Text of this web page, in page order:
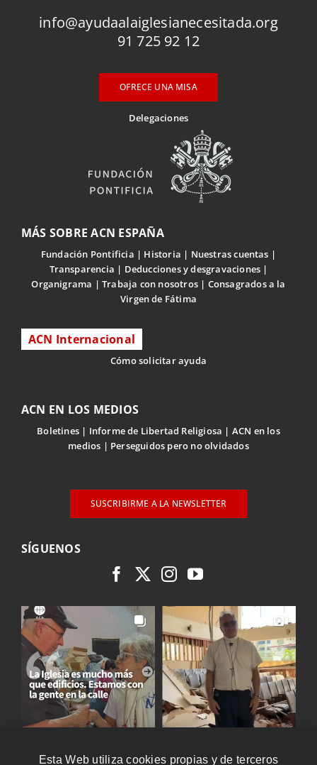
info@ayudaalaiglesianecesitada.org
91 725 92 12
OFRECE UNA MISA
Delegaciones
MÁS SOBRE ACN ESPAÑA
Fundación Pontificia Historia
Nuestras cuentas
Transparencia
Deducciones y desgravaciones
Organigrama
Trabaja con nosotros
Consagrados a la
Virgen de Fátima
ACN Internacional
Cómo solicitar ayuda
ACN EN LOS MEDIOS
Boletines Informe de Libertad Religiosa
ACN en los
medios
Perseguidos pero no olvidados
SUSCRIBIRME A LA NEWSLETTER
SÍGUENOS
Esta Web utiliza cookies propias y de terceros